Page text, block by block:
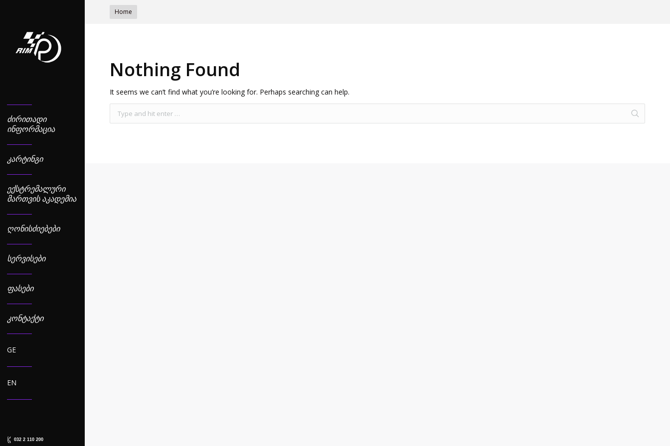
ᲫᲘᲠᲘᲗᲐᲓᲘ
ᲘᲜᲤᲝᲠᲛᲐᲪᲘᲐ
ᲙᲐᲠᲢᲘᲜᲒᲘ
ᲔᲥᲡᲢᲠᲔᲛᲐᲚᲣᲠᲘ
ᲛᲐᲠᲗᲕᲘᲡ ᲐᲙᲐᲓᲔᲛᲘᲐ
ᲦᲝᲜᲘᲡᲫᲘᲔᲑᲔᲑᲘ
ᲡᲔᲠᲕᲘᲡᲔᲑᲘ
ᲤᲐᲡᲔᲑᲘ
ᲙᲝᲜᲢᲐᲥᲢᲘ
GE
EN
032 2 110 200
You are here:
Home
Nothing Found
It seems we can’t find what you’re looking for. Perhaps searching can help.